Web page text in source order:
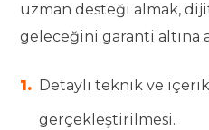
uzman desteği almak,
geleceğini garanti altına
Detaylı teknik ve
gerçekleştirilmesi.